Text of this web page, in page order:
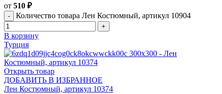
от 510 ₽
Количество товара Лен Костюмный, артикул 10904
В корзину
Турция
Открыть товар
ДОБАВИТЬ В ИЗБРАННОЕ
Лен Костюмный, артикул 10374